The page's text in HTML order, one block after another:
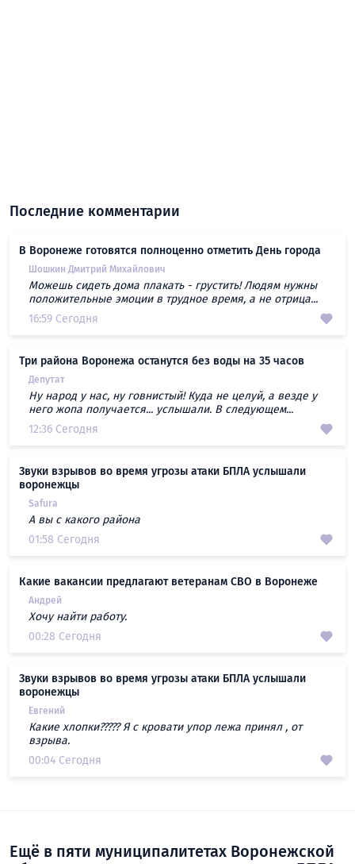
Последние комментарии
В Воронеже готовятся полноценно отметить День города
Шошкин Дмитрий Михайлович
Можешь сидеть дома плакать - грустить! Людям нужны
положительные эмоции в трудное время, а не отрица...
16:59 Сегодня
Три района Воронежа останутся без воды на 35 часов
Депутат
Ну народ у нас, ну говнистый! Куда не целуй, а везде у
него жопа получается... услышали. В следующем...
12:36 Сегодня
Звуки взрывов во время угрозы атаки БПЛА услышали
воронежцы
Safura
А вы с какого района
01:58 Сегодня
Какие вакансии предлагают ветеранам СВО в Воронеже
Андрей
Хочу найти работу.
00:28 Сегодня
Звуки взрывов во время угрозы атаки БПЛА услышали
воронежцы
Евгений
Какие хлопки????? Я с кровати упор лежа принял , от
взрыва.
00:04 Сегодня
Ещё в пяти муниципалитетах Воронежской